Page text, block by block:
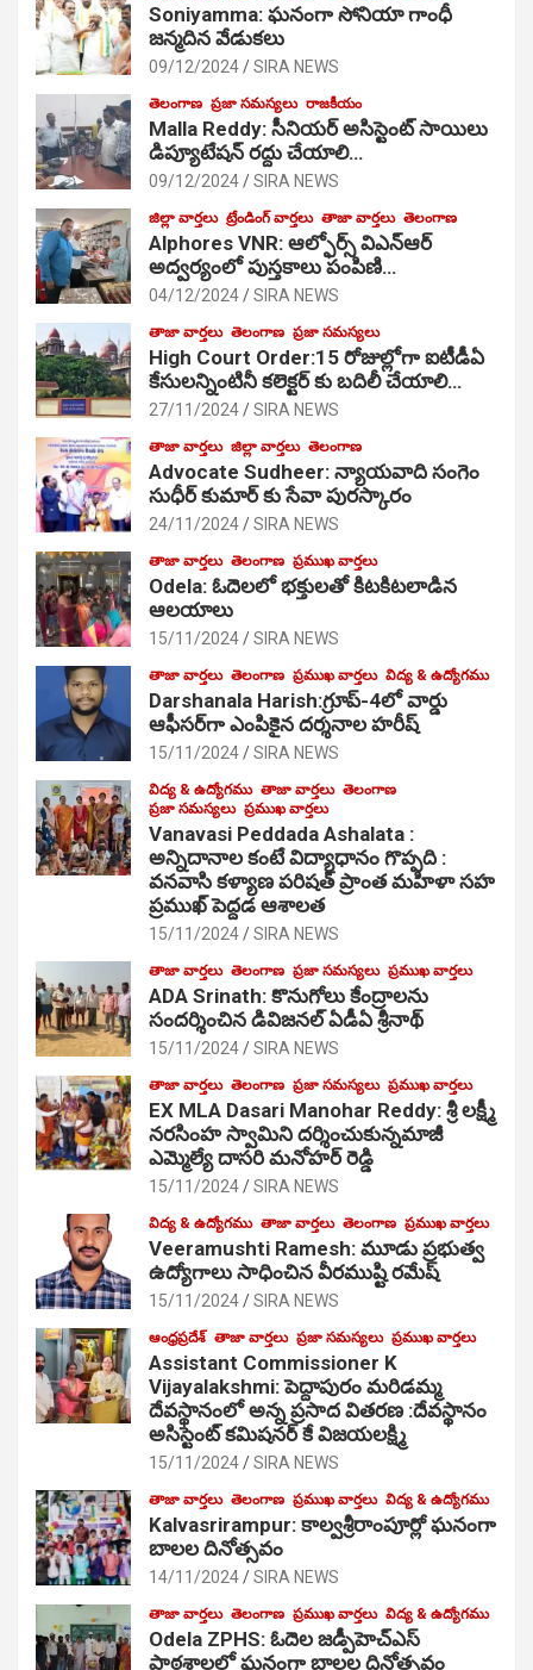
Soniyamma: ఘ‌నంగా సోనియా గాంధీ
జ‌న్మ‌దిన వేడుక‌లు
09/12/2024 SIRA NEWS
తెలంగాణ ప్రజా సమస్యలు రాజకీయం
Malla Reddy: సీనియర్ అసిస్టెంట్ సాయిలు
డిప్యూటేషన్ రద్దు చేయాలి…
09/12/2024 SIRA NEWS
జిల్లా వార్తలు ట్రేండింగ్ వార్తలు తాజా వార్తలు తెలంగాణ
Alphores VNR: ఆల్ఫోర్స్ విఎన్ఆర్
అద్వర్యంలో పుస్తకాలు పంపిణి…
04/12/2024 SIRA NEWS
తాజా వార్తలు తెలంగాణ ప్రజా సమస్యలు
High Court Order:15 రోజుల్లోగా ఐటీడీఏ
కేసులన్నింటినీ కలెక్టర్ కు బదిలీ చేయాలి…
27/11/2024 SIRA NEWS
తాజా వార్తలు జిల్లా వార్తలు తెలంగాణ
Advocate Sudheer: న్యాయవాది సంగెం
సుధీర్ కుమార్ కు సేవా పురస్కారం
24/11/2024 SIRA NEWS
తాజా వార్తలు తెలంగాణ ప్రముఖ వార్తలు
Odela: ఓదెల‌లో భక్తులతో కిటకిటలాడిన
ఆల‌యాలు
15/11/2024 SIRA NEWS
తాజా వార్తలు తెలంగాణ ప్రముఖ వార్తలు విద్య & ఉద్యోగము
Darshanala Harish:గ్రూప్-4లో వార్డు
ఆఫీసర్‌గా ఎంపికైన దర్శనాల హరీష్
15/11/2024 SIRA NEWS
విద్య & ఉద్యోగము తాజా వార్తలు తెలంగాణ
ప్రజా సమస్యలు ప్రముఖ వార్తలు
Vanavasi Peddada Ashalata :
అన్నిదానాల కంటే విద్యాధానం గొప్పది :
వనవాసి కళ్యాణ పరిషత్ ప్రాంత మహిళా సహ
ప్రముఖ్ పెద్దడ ఆశాలత
15/11/2024 SIRA NEWS
తాజా వార్తలు తెలంగాణ ప్రజా సమస్యలు ప్రముఖ వార్తలు
ADA Srinath: కొనుగోలు కేంద్రాల‌ను
సంద‌ర్శించిన డివిజనల్ ఏడీఏ శ్రీనాథ్
15/11/2024 SIRA NEWS
తాజా వార్తలు తెలంగాణ ప్రజా సమస్యలు ప్రముఖ వార్తలు
EX MLA Dasari Manohar Reddy: శ్రీ లక్ష్మీ
నరసింహ స్వామిని దర్శించుకున్నమాజీ
ఎమ్మెల్యే దాసరి మనోహర్ రెడ్డి
15/11/2024 SIRA NEWS
విద్య & ఉద్యోగము తాజా వార్తలు తెలంగాణ ప్రముఖ వార్తలు
Veeramushti Ramesh: మూడు ప్రభుత్వ
ఉద్యోగాలు సాధించిన వీరముష్టి రమేష్
15/11/2024 SIRA NEWS
ఆంధ్రప్రదేశ్ తాజా వార్తలు ప్రజా సమస్యలు ప్రముఖ వార్తలు
Assistant Commissioner K
Vijayalakshmi: పెద్దాపురం మరిడమ్మ
దేవస్థానంలో అన్న ప్రసాద వితరణ :దేవస్థానం
అసిస్టెంట్ కమిషనర్ కే విజయలక్ష్మి
15/11/2024 SIRA NEWS
తాజా వార్తలు తెలంగాణ ప్రముఖ వార్తలు విద్య & ఉద్యోగము
Kalvasrirampur: కాల్వశ్రీరాంపూర్లో ఘనంగా
బాలల దినోత్సవం
14/11/2024 SIRA NEWS
తాజా వార్తలు తెలంగాణ ప్రముఖ వార్తలు విద్య & ఉద్యోగము
Odela ZPHS: ఓదెల జ‌డ్పీహెచ్ఎస్
పాఠ‌శాల‌లో ఘనంగా బాలల దినోత్సవం